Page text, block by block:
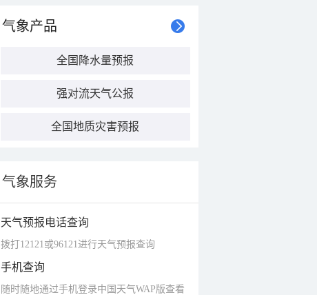
气象产品
全国降水量预报
强对流天气公报
全国地质灾害预报
气象服务
天气预报电话查询
拨打12121或96121进行天气预报查询
手机查询
随时随地通过手机登录中国天气WAP版查看